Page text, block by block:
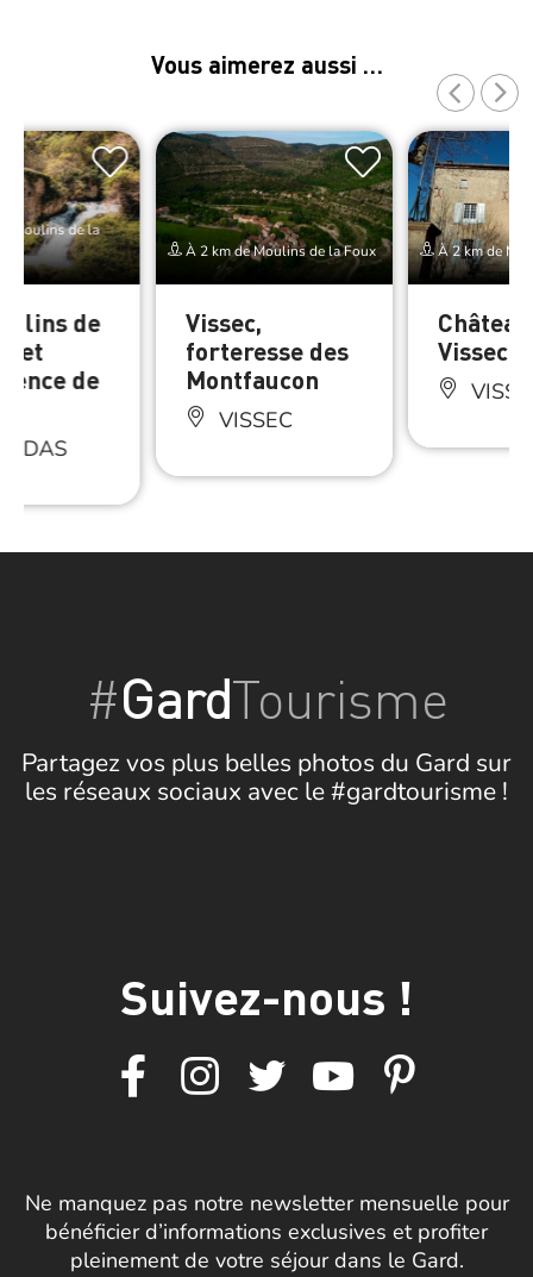
Vous aimerez aussi …
Moulins de la
de
et
de
À 2 km de Moulins de la Foux
Vissec,
forteresse des
Montfaucon
VISSEC
À 2 km de
Vissec
#GardTourisme
Partagez vos plus belles photos du Gard sur
les réseaux sociaux avec le #gardtourisme !
Suivez-nous !
Ne manquez pas notre newsletter mensuelle pour
bénéficier d’informations exclusives et profiter
pleinement de votre séjour dans le Gard.